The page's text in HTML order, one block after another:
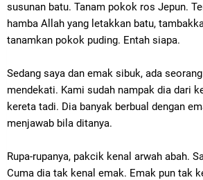
susunan batu. Tanam pokok ros Jepun.
hamba Allah yang letakkan batu,
tanamkan pokok puding. Entah siapa.
Sedang saya dan emak sibuk, ada
mendekati. Kami sudah nampak dia dari
kereta tadi. Dia banyak berbual dengan
menjawab bila ditanya.
Rupa-rupanya, pakcik kenal arwah abah.
Cuma dia tak kenal emak. Emak pun tak